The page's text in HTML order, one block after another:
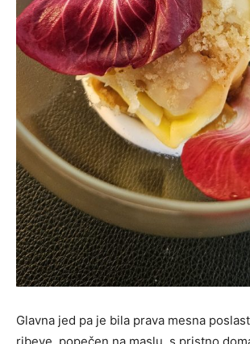
Glavna jed pa je bila prava mesna